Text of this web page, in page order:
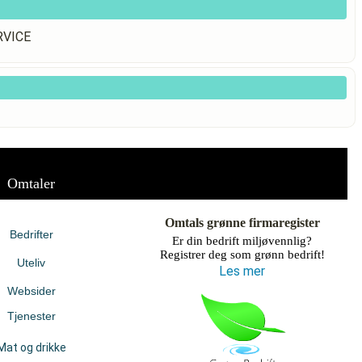
Omtaler
Bedrifter
Uteliv
Websider
Tjenester
og drikke
Omtals grønne firmaregister
Er din bedrift miljøvennlig?
Registrer deg som grønn bedrift!
Les mer